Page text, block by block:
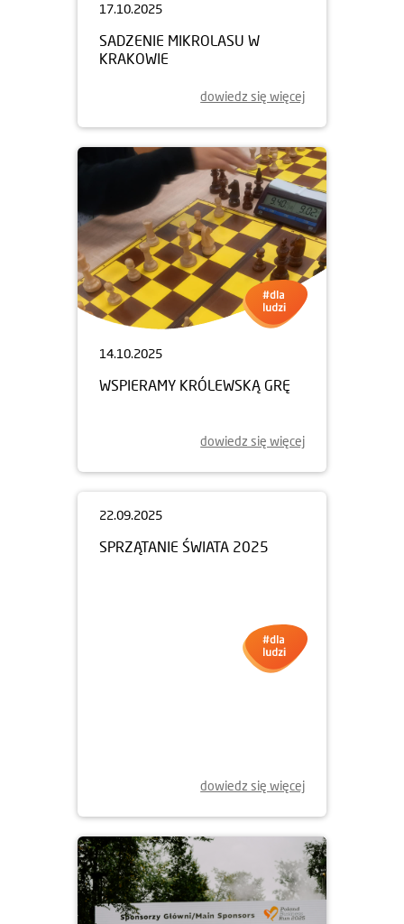
17.10.2025
SADZENIE MIKROLASU W
KRAKOWIE
dowiedz się więcej
14.10.2025
WSPIERAMY KRÓLEWSKĄ GRĘ
dowiedz się więcej
dowiedz się więcej